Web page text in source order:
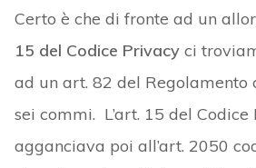
Certo è che di fronte ad un
15 del Codice Privacyci
ad un art. 82 del Regolamento
sei commi. L’art. 15 del Codice
agganciava poi all’art. 2050